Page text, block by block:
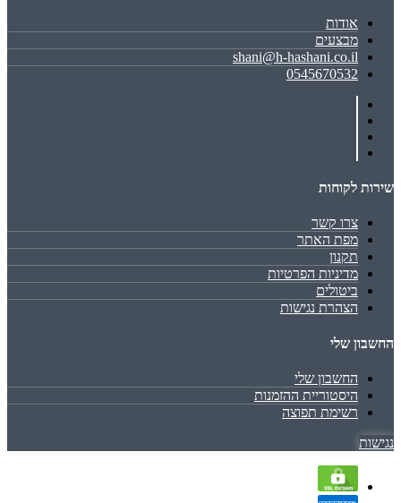
אודות
מבצעים
shani@h-hashani.co.il
0545670532
שירות לקוחות
צרו קשר
מפת האתר
תקנון
מדיניות הפרטיות
ביטולים
הצהרת נגישות
החשבון שלי
החשבון שלי
היסטוריית ההזמנות
רשימת תפוצה
נגישות